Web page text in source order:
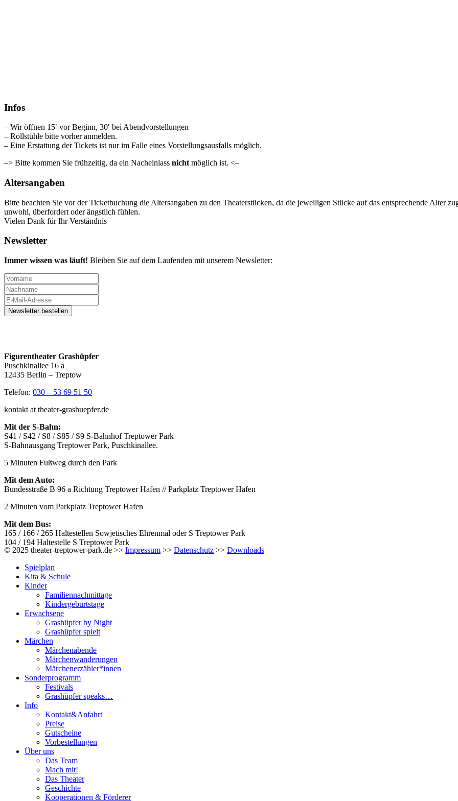
Infos
– Wir öffnen 15′ vor Beginn, 30′ bei Abendvorstellungen
– Rollstühle bitte vorher anmelden.
– Eine Erstattung der Tickets ist nur im Falle eines Vorstellungsausfalls möglich.
–> Bitte kommen Sie frühzeitig, da ein Nacheinlass nicht möglich ist. <–
Altersangaben
Bitte beachten Sie vor der Ticketbuchung die Altersangaben zu den Theaterstücken, da die jeweiligen Stücke auf das entsprechende Alter
unwohl, überfordert oder ängstlich fühlen.
Vielen Dank für Ihr Verständnis
Newsletter
Immer wissen was läuft! Bleiben Sie auf dem Laufenden mit unserem Newsletter:
Figurentheater Grashüpfer
Puschkinallee 16 a
12435 Berlin – Treptow
Telefon: 030 – 53 69 51 50
kontakt at theater-grashuepfer.de
Mit der S-Bahn:
S41 / S42 / S8 / S85 / S9 S-Bahnhof Treptower Park
S-Bahnausgang Treptower Park, Puschkinallee.
5 Minuten Fußweg durch den Park
Mit dem Auto:
Bundesstraße B 96 a Richtung Treptower Hafen // Parkplatz Treptower Hafen
2 Minuten vom Parkplatz Treptower Hafen
Mit dem Bus:
165 / 166 / 265 Haltestellen Sowjetisches Ehrenmal oder S Treptower Park
104 / 194 Haltestelle S Treptower Park
© 2025 theater-treptower-park.de >> Impressum >> Datenschutz >> Downloads
Spielplan
Kita & Schule
Kinder
Familiennachmittage
Kindergeburtstage
Erwachsene
Grashüpfer by Night
Grashüpfer spielt
Märchen
Märchenabende
Märchenwanderungen
Märchenerzähler*innen
Sonderprogramm
Festivals
Grashüpfer speaks…
Info
Kontakt&Anfahrt
Preise
Gutscheine
Vorbestellungen
Über uns
Das Team
Mach mit!
Das Theater
Geschichte
Kooperationen & Förderer